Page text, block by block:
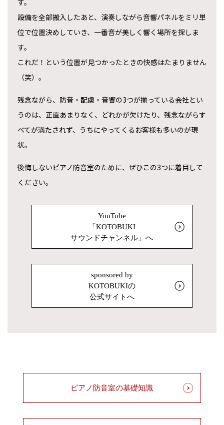
設備を全部搬入したあと、演奏しながら音響パネルをミリ単
位で位置決めしていき、一番音が美しく響く場所を探しま
す。
これだ！という位置が見つかったときの快感はたまりません
（笑）。
残念ながら、防音・配慮・音響の3つが揃っている会社とい
うのは、正直あまりなく、どれかが欠けたり、残念ながらす
べてが満たされず、うちにやってくるお客様も多いのが現
状。
後悔しないピアノ防音室のために、ぜひこの3つに着目して
ください。
YouTube
「KOTOBUKI
サウンドチャンネル」へ
sponsored by
KOTOBUKIの
公式サイトへ
ピアノ防音室の基礎知識